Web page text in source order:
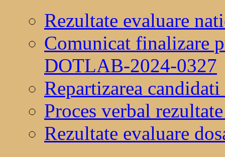
Rezultate evaluare
Comunicat finalizare
DOTLAB-2024-0327
Repartizarea
Proces verbal
Rezultate evaluare